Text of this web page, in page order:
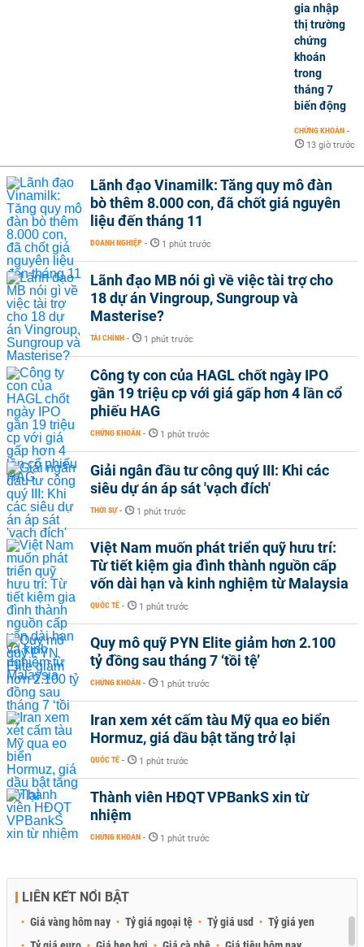
gia nhập
thị trường
chứng
khoán
trong
tháng 7
biến động
CHỨNG KHOÁN -
13 giờ trước
Lãnh đạo Vinamilk: Tăng quy mô đàn
bò thêm 8.000 con, đã chốt giá nguyên
liệu đến tháng 11
DOANH NGHIỆP - 1 phút trước
Lãnh đạo MB nói gì về việc tài trợ cho
18 dự án Vingroup, Sungroup và
Masterise?
TÀI CHÍNH - 1 phút trước
Công ty con của HAGL chốt ngày IPO
gần 19 triệu cp với giá gấp hơn 4 lần cổ
phiếu HAG
CHỨNG KHOÁN - 1 phút trước
Giải ngân đầu tư công quý III: Khi các
siêu dự án áp sát 'vạch đích'
THỜI SỰ - 1 phút trước
Việt Nam muốn phát triển quỹ hưu trí:
Từ tiết kiệm gia đình thành nguồn cấp
vốn dài hạn và kinh nghiệm từ Malaysia
QUỐC TẾ - 1 phút trước
Quy mô quỹ PYN Elite giảm hơn 2.100
tỷ đồng sau tháng 7 ‘tồi tệ’
CHỨNG KHOÁN - 1 phút trước
Iran xem xét cấm tàu Mỹ qua eo biển
Hormuz, giá dầu bật tăng trở lại
QUỐC TẾ - 1 phút trước
Thành viên HĐQT VPBankS xin từ
nhiệm
CHỨNG KHOÁN - 1 phút trước
LIÊN KẾT NỔI BẬT
Giá vàng hôm nay Tỷ giá ngoại tệ Tỷ giá usd
Tỷ giá yen